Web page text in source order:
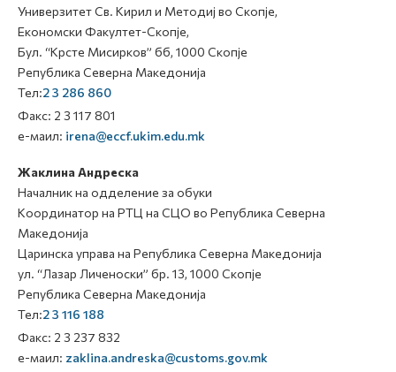
Универзитет Св. Кирил и Методиј во Скопје,
Економски Факултет-Скопје,
Бул. “Крсте Мисирков” бб, 1000 Скопје
Република Северна Македонија
Тел:2 3 286 860
Факс: 2 3 117 801
е-маил: irena@eccf.ukim.edu.mk
Жаклина Андреска
Началник на одделение за обуки
Координатор на РТЦ на СЦО во Република Северна
Македонија
Царинска управа на Република Северна Македонија
ул. “Лазар Личеноски” бр. 13, 1000 Скопје
Република Северна Македонија
Тел:2 3 116 188
Факс: 2 3 237 832
е-маил: zaklina.andreska@customs.gov.mk